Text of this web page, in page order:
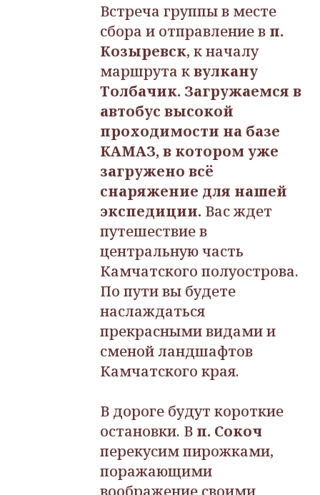
Встреча группы в месте
сбора и отправление в п.
Козыревск, к началу
маршрута квулкану
Толбачик. Загружаемся в
автобус высокой
проходимости на базе
КАМАЗ, в котором уже
загружено всё
снаряжение для нашей
экспедиции. Вас ждет
путешествие в
центральную часть
Камчатского полуострова.
По пути вы будете
наслаждаться
прекрасными видами и
сменой ландшафтов
Камчатского края.
В дороге будут короткие
остановки. В п. Сокоч
перекусим пирожками,
поражающими
воображение своими